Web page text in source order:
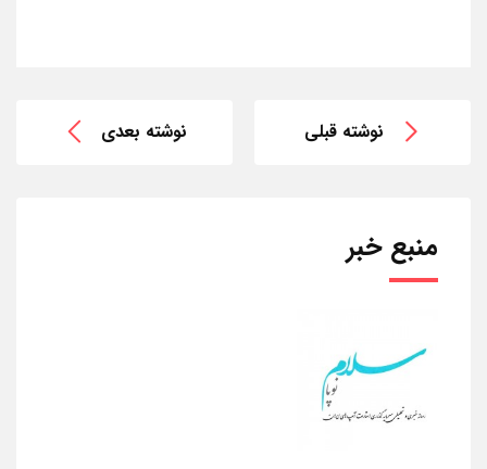
نوشته قبلی نوشته بعدی
منبع خبر